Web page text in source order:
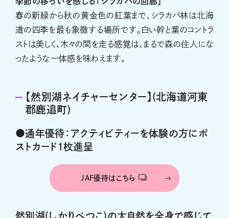
春の新緑から秋の黄金色の紅葉まで、シラカバ林は北海
道の四季を最も象徴する場所です。白い幹と葉のコントラ
ストは美しく、木々の間を走る感覚は、まるで森の住人にな
ったような一体感を味わえます。
【然別湖ネイチャーセンター】(北海道河東
郡鹿追町)
●通年優待：アクティビティーを体験の方にポ
ストカード1枚進呈
JAF優待はこちら
然別湖(しかりべつこ)の大自然を全身で感じて